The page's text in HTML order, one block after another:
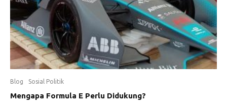
Blog Sosial Politik
Mengapa Formula E Perlu Didukung?